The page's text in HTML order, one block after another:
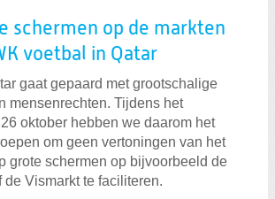
Zoeken
schermen op de markten
voetbal in Qatar
gaat gepaard met grootschalige
mensenrechten. Tijdens het
oktober hebben we daarom het
om geen vertoningen van het
grote schermen op bijvoorbeeld de
de Vismarkt te faciliteren.